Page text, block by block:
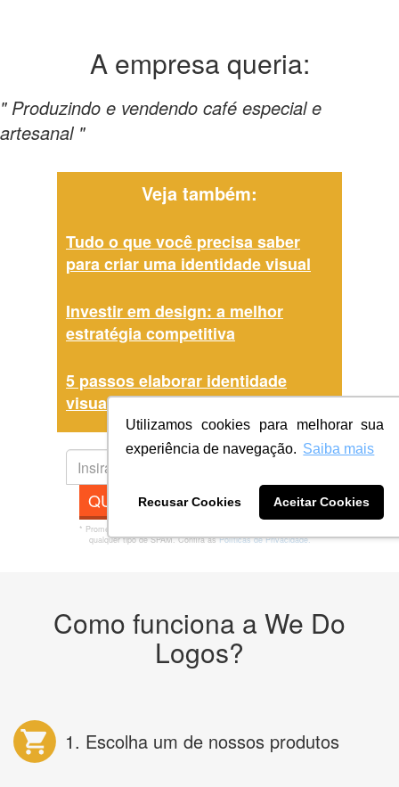
Utilizamos cookies para melhorar sua
experiência de navegação. Saiba mais
Recusar Cookies Aceitar Cookies
A empresa queria:
" Produzindo e vendendo café especial e
artesanal "
Veja também:
Tudo o que você precisa saber
para criar uma identidade visual
Investir em design: a melhor
estratégia competitiva
5 passos elaborar identidade
visual
QUERO MINHA ARTE AGORA
* Prometemos não compartilhar e utilizar seus dados para enviar
qualquer tipo de SPAM. Confira asPolíticas de Privacidade.
Como funciona a We Do
Logos?
1. Escolha um de nossos produtos